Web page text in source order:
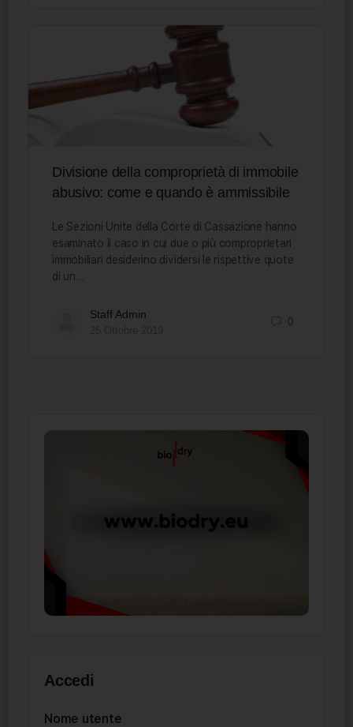
Divisione della comproprietà di immobile
abusivo: come e quando è ammissibile
Le Sezioni Unite della Corte di Cassazione hanno
esaminato il caso in cui due o più comproprietari
immobiliari desiderino dividersi le rispettive quote
di un…
Staff Admin
0
Accedi
Nome utente